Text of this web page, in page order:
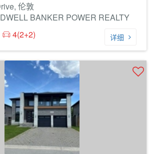
伦敦
BANKER POWER REALTY
4(2+2) 详细